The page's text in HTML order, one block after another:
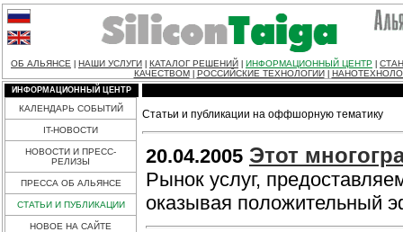
ОБ АЛЬЯНСЕ НАШИ УСЛУГИ КАТАЛОГ РЕШЕНИЙ ИНФОРМАЦИОННЫЙ ЦЕНТР
КАЧЕСТВОМ
РОССИЙСКИЕ ТЕХНОЛОГИИ
ИНФОРМАЦИОННЫЙ ЦЕНТР
КАЛЕНДАРЬ СОБЫТИЙ
IT-НОВОСТИ
НОВОСТИ И ПРЕСС-
РЕЛИЗЫ
ПРЕССА ОБ АЛЬЯНСЕ
СТАТЬИ И ПУБЛИКАЦИИ
НОВОЕ НА САЙТЕ
Статьи и публикации на оффшорную тематику
20.04.2005 Этот
Рынок услуг,
оказывая положительный